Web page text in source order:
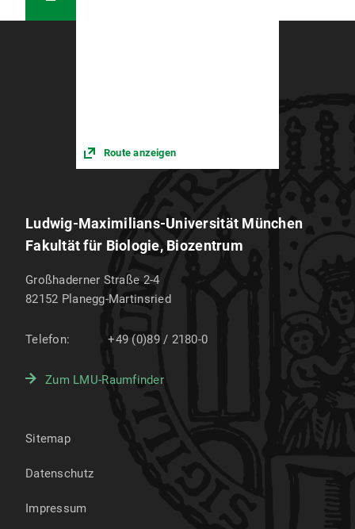
Route anzeigen
Ludwig-Maximilians-Universität München
Fakultät für Biologie, Biozentrum
Großhaderner Straße 2-4
82152 Planegg-Martinsried
Telefon: +49 (0)89 / 2180-0
Zum LMU-Raumfinder
Sitemap
Datenschutz
Impressum